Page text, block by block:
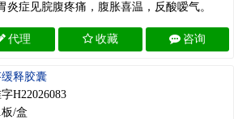
炎症见脘腹疼痛，腹胀喜温，反酸嗳气。
代理 收藏 咨询
释胶囊
H22026083
/盒